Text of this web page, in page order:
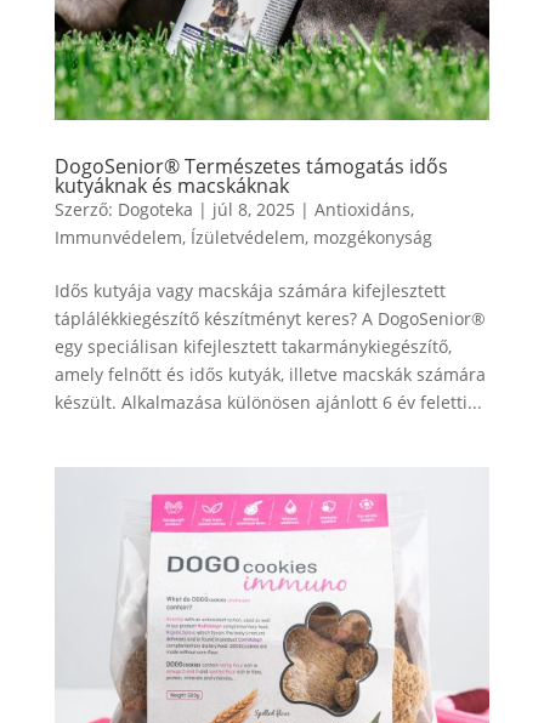
DogoSenior® Természetes támogatás idős
kutyáknak és macskáknak
Szerző: Dogoteka | júl 8, 2025 | Antioxidáns,
Immunvédelem, Ízületvédelem, mozgékonyság
Idős kutyája vagy macskája számára kifejlesztett
táplálékkiegészítő készítményt keres? A DogoSenior®
egy speciálisan kifejlesztett takarmánykiegészítő,
amely felnőtt és idős kutyák, illetve macskák számára
készült. Alkalmazása különösen ajánlott 6 év feletti...